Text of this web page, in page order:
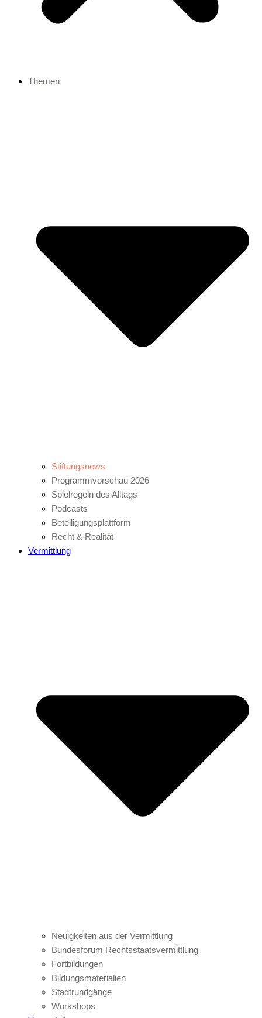
Themen
Stiftungsnews
Programmvorschau 2026
Spielregeln des Alltags
Podcasts
Beteiligungsplattform
Recht & Realität
Vermittlung
Neuigkeiten aus der Vermittlung
Bundesforum Rechtsstaatsvermittlung
Fortbildungen
Bildungsmaterialien
Stadtrundgänge
Workshops